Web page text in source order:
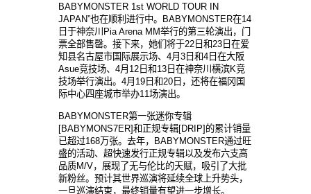
BABYMONSTER 1st WORLD TOUR IN
JAPAN”也在顺利进行中。BABYMONSTER在14
日于神奈川Pia Arena MM举行的第三轮演出，门
票全部售罄。接下来，她们将于22日和23日在爱
知县名古屋市国际展示场、4月3日和4日在大阪
Asue竞技场、4月12日和13日在神奈川横滨K竞
技场举行演出。4月19日和20日，还将在福冈国
际中心四座城市举办11场演出。
BABYMONSTER第一张迷你专辑
[BABYMONS7ER]和正规专辑[DRIP]的累计销量
已超过168万张。去年，BABYMONSTER通过旺
盛的活动、超快速发行正规专辑以及发布六支高
品质M/V，展现了无与伦比的天赋，吸引了大批
新粉丝。预计其世界巡演将延续全球上升势头，
一旦巡演结束，最终销量有望进一步增长。